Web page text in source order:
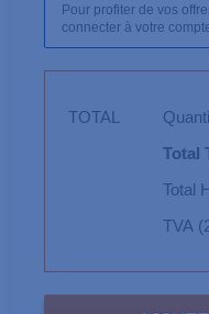
Pour profiter de vos
connecter à votre
TOTAL
Total
Total
TVA